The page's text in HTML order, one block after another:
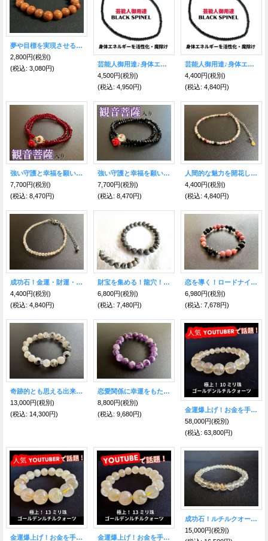
夢や目標を実現させる！ゴールドストーン10mm球ブレスレット
2,800円(税別)
(税込: 3,080円)
芸能人御用達♪身体エネルギーを活性化！魔除けにも ブラックスピネル・ブレスレット1mm20cm
4,500円(税別)
(税込: 4,950円)
芸能人御用達♪身体エネルギーを活性化！魔除けにも ブラックスピネル・ブレスレット1mm19cm
4,400円(税別)
(税込: 4,840円)
強い守護と幸福を願い 願望成就へ導く！韓国の観音菩薩（관세음보살）様＆霊符（プジョク）薔薇ブレスレット 赤
7,700円(税別)
(税込: 8,470円)
強い守護と幸福を願い 願望成就へ導く！韓国の観音菩薩（관세음보살）様＆霊符（プジョク）薔薇ブレスレット 黒
7,700円(税別)
(税込: 8,470円)
人間的な魅力を開花し高め、幸せな人生を送る！ ミックストルマリン ファセットカットブレスレット 2mm
4,400円(税別)
(税込: 4,840円)
成功石！金運・財運・仕事運UP！ルチルクオーツ ファセットカットブレスレット 2mm
4,400円(税別)
(税込: 4,840円)
財宝を集める！龍穴！ドルジーアゲート ブレス 8mm珠
6,800円(税別)
(税込: 7,480円)
恋を導く！ロードナイト＆ブラックオニキス ブレスレット
6,980円(税別)
(税込: 7,678円)
奇跡的とも思える出来事や出会いをもたらし、未来に光を当てる★バイオタイト入りレインボームーンストーン ブレスレット10ｍｍ珠
13,000円(税別)
(税込: 14,300円)
恋愛関係に幸運をもたらす💛ケープアメジスト ブレスレット10mm
8,800円(税別)
(税込: 9,680円)
金運爆上げ！お金を手繰り寄せる！極上ゴールデン・ルチルクォーツ10ミリ ブレスレットC
58,000円(税別)
(税込: 63,800円)
金運爆上げ！お金を手繰り寄せる！極上ゴールデン・ルチルクォーツ13ミリ ブレスレットA
金運爆上げ！お金を手繰り寄せる！極上ゴールデン・ルチルクォーツ13ミリ ブレスレットB
成功石！ルチルクオーツ★ブレスレット★５mm
15,000円(税別)